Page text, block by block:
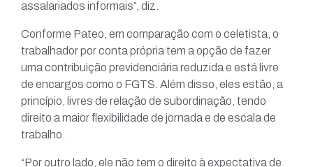
assalariados informais”, diz.
Conforme Pateo, em comparação com o celetista, o
trabalhador por conta própria tem a opção de fazer
uma contribuição previdenciária reduzida e está livre
de encargos como o FGTS. Além disso, eles estão, a
princípio, livres de relação de subordinação, tendo
direito a maior flexibilidade de jornada e de escala de
trabalho.
“Por outro lado, ele não tem o direito à expectativa de